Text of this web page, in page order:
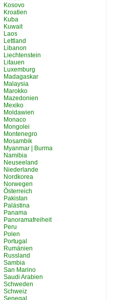
Kosovo
Kroatien
Kuba
Kuwait
Laos
Lettland
Libanon
Liechtenstein
Litauen
Luxemburg
Madagaskar
Malaysia
Marokko
Mazedonien
Mexiko
Moldawien
Monaco
Mongolei
Montenegro
Mosambik
Myanmar | Burma
Namibia
Neuseeland
Niederlande
Nordkorea
Norwegen
Österreich
Pakistan
Palästina
Panama
Panoramafreiheit
Peru
Polen
Portugal
Rumänien
Russland
Sambia
San Marino
Saudi Arabien
Schweden
Schweiz
Senegal